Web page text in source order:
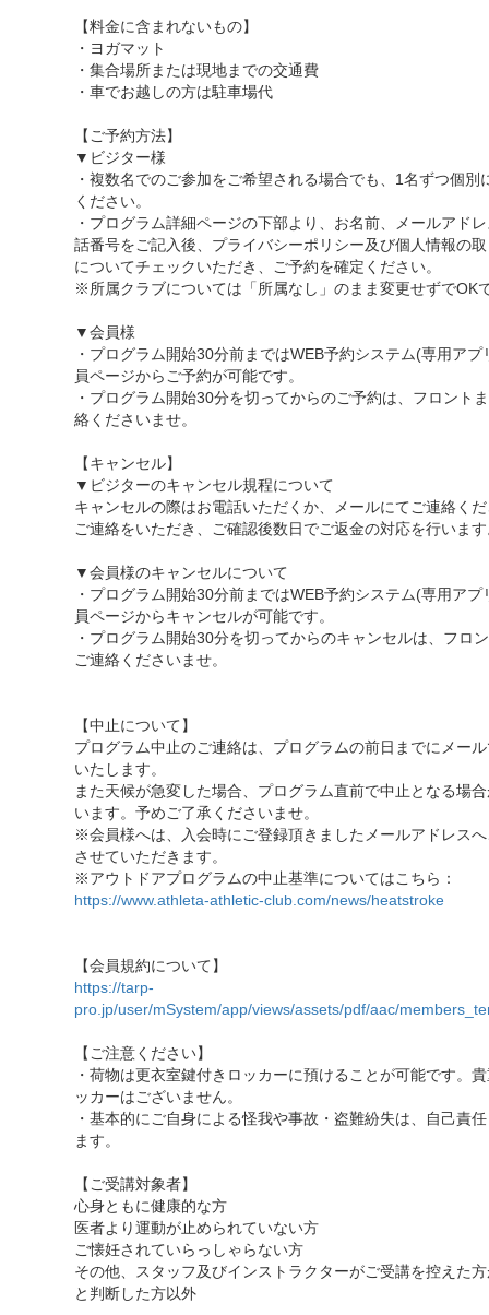
【料金に含まれないもの】
・ヨガマット
・集合場所または現地までの交通費
・車でお越しの方は駐車場代
【ご予約方法】
▼ビジター様
・複数名でのご参加をご希望される場合でも、1名ずつ個別
ください。
・プログラム詳細ページの下部より、お名前、メールアド
話番号をご記入後、プライバシーポリシー及び個人情報の
についてチェックいただき、ご予約を確定ください。
※所属クラブについては「所属なし」のまま変更せずでOK
▼会員様
・プログラム開始30分前まではWEB予約システム(専用アプ
員ページからご予約が可能です。
・プログラム開始30分を切ってからのご予約は、フロント
絡くださいませ。
【キャンセル】
▼ビジターのキャンセル規程について
キャンセルの際はお電話いただくか、メールにてご連絡く
ご連絡をいただき、ご確認後数日でご返金の対応を行いま
▼会員様のキャンセルについて
・プログラム開始30分前まではWEB予約システム(専用アプ
員ページからキャンセルが可能です。
・プログラム開始30分を切ってからのキャンセルは、フロ
ご連絡くださいませ。
【中止について】
プログラム中止のご連絡は、プログラムの前日までにメー
いたします。
また天候が急変した場合、プログラム直前で中止となる場
います。予めご了承くださいませ。
※会員様へは、入会時にご登録頂きましたメールアドレス
させていただきます。
※アウトドアプログラムの中止基準についてはこちら：
https://www.athleta-athletic-club.com/news/heatstroke
【会員規約について】
https://tarp-
pro.jp/user/mSystem/app/views/assets/pdf/aac/
【ご注意ください】
・荷物は更衣室鍵付きロッカーに預けることが可能です。
ッカーはございません。
・基本的にご自身による怪我や事故・盗難紛失は、自己責
ます。
【ご受講対象者】
心身ともに健康的な方
医者より運動が止められていない方
ご懐妊されていらっしゃらない方
その他、スタッフ及びインストラクターがご受講を控えた
と判断した方以外